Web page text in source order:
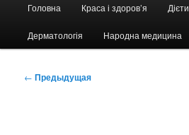
Головна Краса і здоров’я Дієти
Дерматологія Народна медицина
Навигация
← Предыдущая